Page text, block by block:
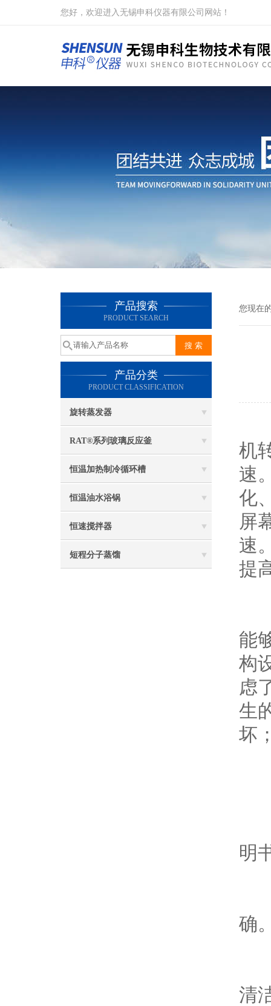
您好，欢迎进入无锡申科仪器有限公司网站！
产品搜索
PRODUCT SEARCH
产品分类
PRODUCT CLASSIFICATION
旋转蒸发器
RAT®系列玻璃反应釜
恒温加热制冷循环槽
恒温油水浴锅
恒速搅拌器
短程分子蒸馏
您现在
机
速
化
屏
速
提
能
构
虑
生
坏
明
确
清